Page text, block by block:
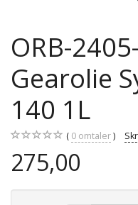
ORB-
Gearolie
140 1L
0 omtaler
275,00